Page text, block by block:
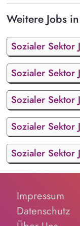
Weitere Jobs
Sozialer Sektor
Sozialer Sektor
Sozialer Sektor
Sozialer Sektor
Sozialer Sektor
Impressum
Datenschutz